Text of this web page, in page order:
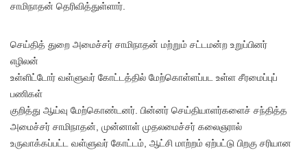
சாமிநாதன் தெரிவித்துள்ளார்.
செய்தித் துறை அமைச்சர் சாமிநாதன் மற்றும் சட்டமன்ற உறுப்பினர்
எழிலன்
உள்ளிட்டோர் வள்ளுவர் கோட்டத்தில் மேற்கொள்ளப்பட உள்ள சீரமைப்புப்
பணிகள்
குறித்து ஆய்வு மேற்கொண்டனர். பின்னர் செய்தியாளர்களைச் சந்தித்த
அமைச்சர் சாமிநாதன், முன்னாள் முதலமைச்சர் கலைஞரால்
உருவாக்கப்பட்ட வள்ளுவர் கோட்டம், ஆட்சி மாற்றம் ஏற்பட்டு பிறகு சரியான